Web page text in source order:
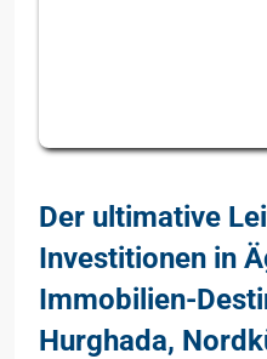
Der ultimative
Investitionen in
Immobilien-
Hurghada,